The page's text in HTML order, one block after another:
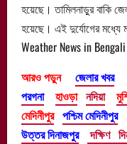
হয়েছে। তামিলনাড়ুর বাকি
হয়েছে। এই দুর্যোগের মধ্যে
Weather News in Bengali
আরও পড়ুন
জেলার খবর
পরগনা
হাওড়া নদিয়া
মেদিনীপুর পশ্চিম মেদিনীপুর
উত্তর দিনাজপুর
দক্ষিণ